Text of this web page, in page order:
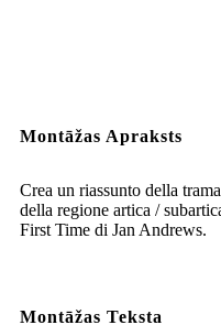
Montāžas Apraksts
Crea un riassunto della
della regione artica /
First Time di Jan Andrews.
Montāžas Teksta